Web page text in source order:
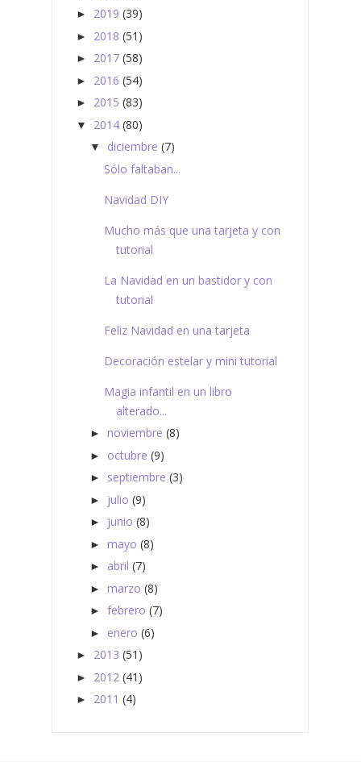
► 2019 (39)
► 2018 (51)
► 2017 (58)
► 2016 (54)
► 2015 (83)
▼ 2014 (80)
▼ diciembre (7)
Sólo faltaban...
Navidad DIY
Mucho más que una tarjeta y con
tutorial
La Navidad en un bastidor y con
tutorial
Feliz Navidad en una tarjeta
Decoración estelar y mini tutorial
Magia infantil en un libro
alterado...
► noviembre (8)
► octubre (9)
► septiembre (3)
► julio (9)
► junio (8)
► mayo (8)
► abril (7)
► marzo (8)
► febrero (7)
► enero (6)
► 2013 (51)
► 2012 (41)
► 2011 (4)